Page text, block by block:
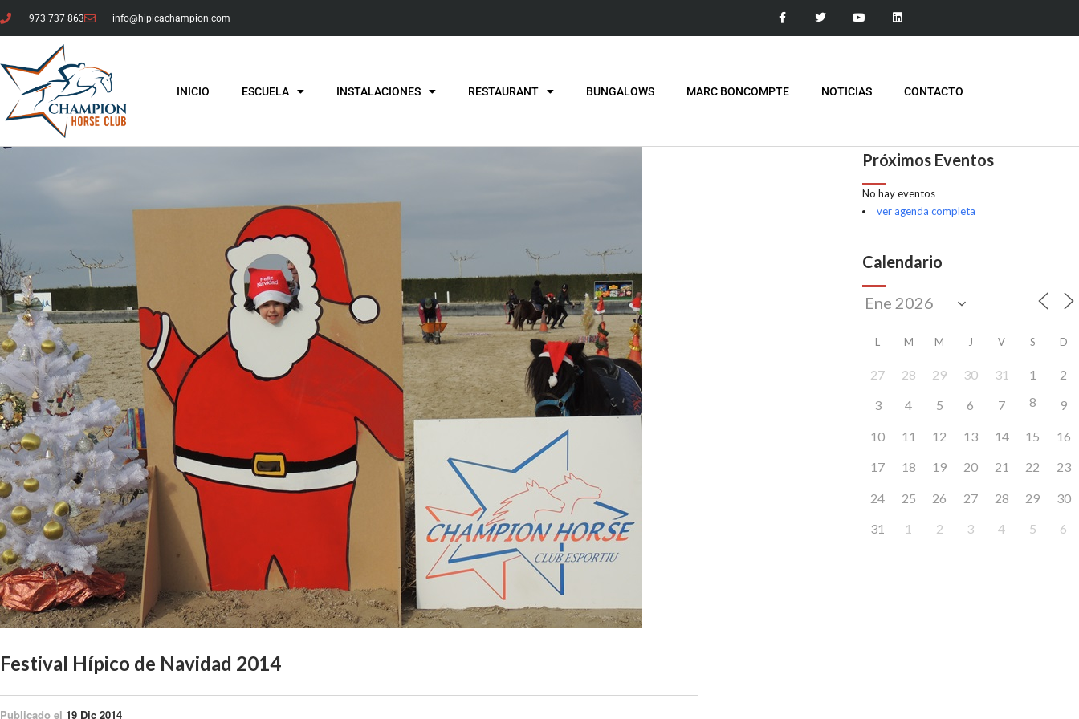
973 737 863 info@hipicachampion.com
INICIO ESCUELA INSTALACIONES RESTAURANT BUNGALOWS MARC BONCOMPTE NOTICIAS CONTACTO
Festival Hípico de Navidad 2014
Publicado el 19 Dic 2014
Próximos Eventos
No hay eventos
ver agenda completa
Calendario
L M M J V S D
27 28 29 30 31 1 2
3 4 5 6 7 8 9
10 11 12 13 14 15 16
17 18 19 20 21 22 23
24 25 26 27 28 29 30
31 1 2 3 4 5 6